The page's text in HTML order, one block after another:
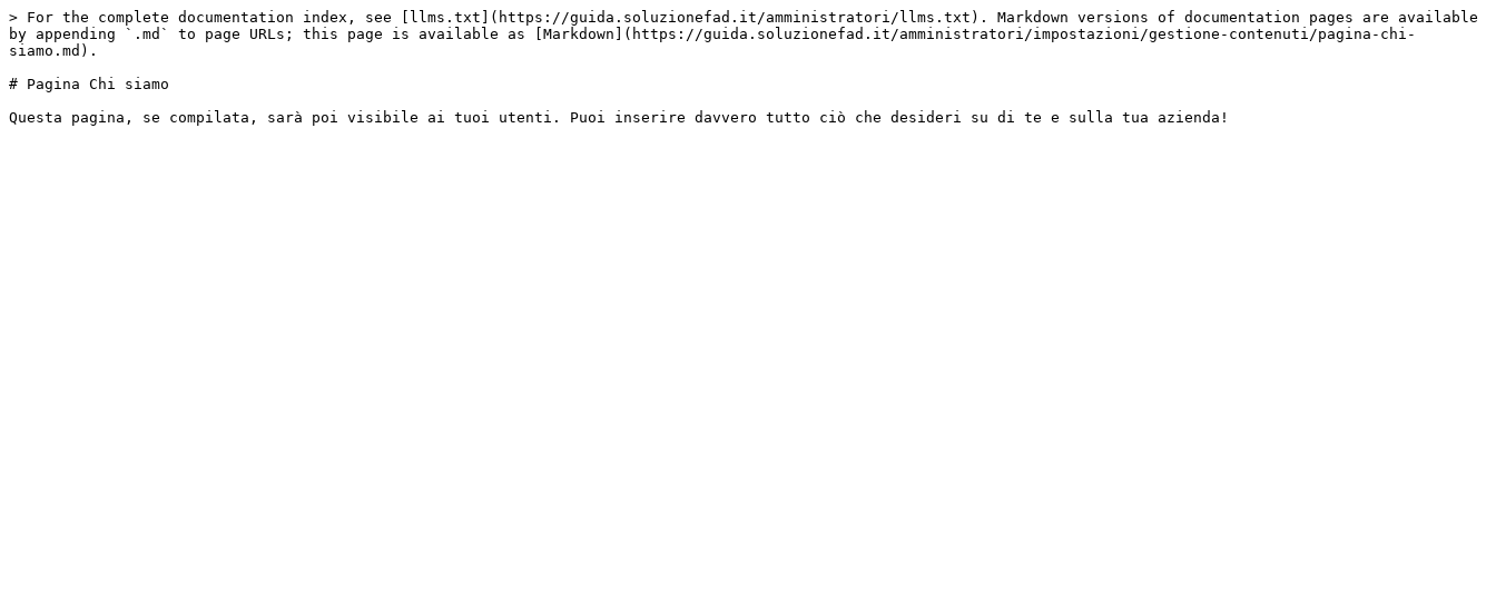
> For the complete documentation index, see [llms.txt](https://guida.soluzionefad.it/amministratori/llms.txt). Markdown versions of documentation pages are available
by appending `.md` to page URLs; this page is available as [Markdown](https://guida.soluzionefad.it/amministratori/impostazioni/gestione-contenuti/pagina-chi-
siamo.md).
# Pagina Chi siamo